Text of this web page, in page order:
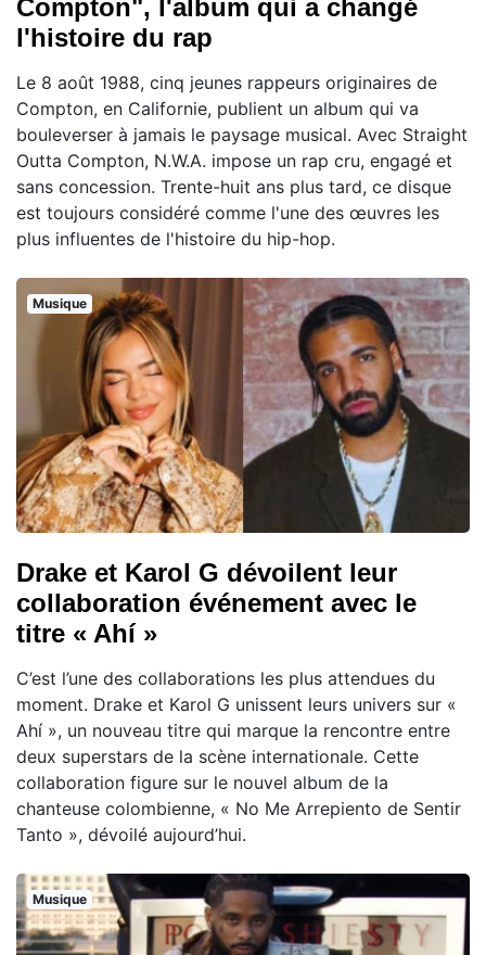
Compton", l'album qui a changé
l'histoire du rap
Le 8 août 1988, cinq jeunes rappeurs originaires de
Compton, en Californie, publient un album qui va
bouleverser à jamais le paysage musical. Avec Straight
Outta Compton, N.W.A. impose un rap cru, engagé et
sans concession. Trente-huit ans plus tard, ce disque
est toujours considéré comme l'une des œuvres les
plus influentes de l'histoire du hip-hop.
Musique
Drake et Karol G dévoilent leur
collaboration événement avec le
titre « Ahí »
C’est l’une des collaborations les plus attendues du
moment. Drake et Karol G unissent leurs univers sur «
Ahí », un nouveau titre qui marque la rencontre entre
deux superstars de la scène internationale. Cette
collaboration figure sur le nouvel album de la
chanteuse colombienne, « No Me Arrepiento de Sentir
Tanto », dévoilé aujourd’hui.
Musique